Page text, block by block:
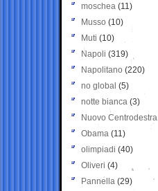
moschea (11)
Musso (10)
Muti (10)
Napoli (319)
Napolitano (220)
no global (5)
notte bianca (3)
Nuovo Centrodestra
Obama (11)
olimpiadi (40)
Oliveri (4)
Pannella (29)